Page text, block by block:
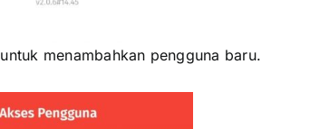
untuk menambahkan pengguna baru.